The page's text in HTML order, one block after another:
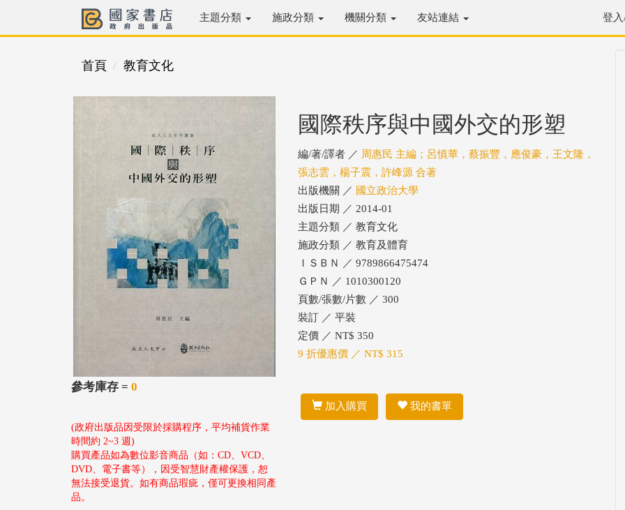
主題分類 施政分類 機關分類 友站連結 登
首頁 教育文化
參考庫存 = 0
(政府出版品因受限於採購程序，平均補貨作業
時間約 2~3 週)
購買產品如為數位影音商品（如：CD、VCD、
DVD、電子書等），因受智慧財產權保護，恕
無法接受退貨。如有商品瑕疵，僅可更換相同產
品。
國際秩序與中國外交的形塑
編/著/譯者 ／ 周惠民 主編；呂慎華，蔡振豐，應俊豪，王文隆，
張志雲，楊子震，許峰源 合著
出版機關 ／ 國立政治大學
出版日期 ／ 2014-01
主題分類 ／ 教育文化
施政分類 ／ 教育及體育
ＩＳＢＮ ／ 9789866475474
ＧＰＮ ／ 1010300120
頁數/張數/片數 ／ 300
裝訂 ／ 平裝
定價 ／ NT$ 350
9 折優惠價 ／ NT$ 315
加入購買 我的書單